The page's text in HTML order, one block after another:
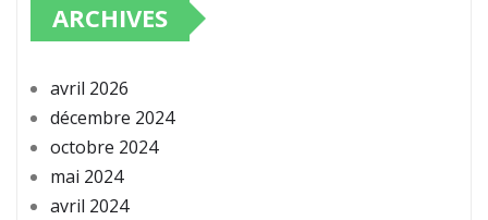
ARCHIVES
avril 2026
décembre 2024
octobre 2024
mai 2024
avril 2024